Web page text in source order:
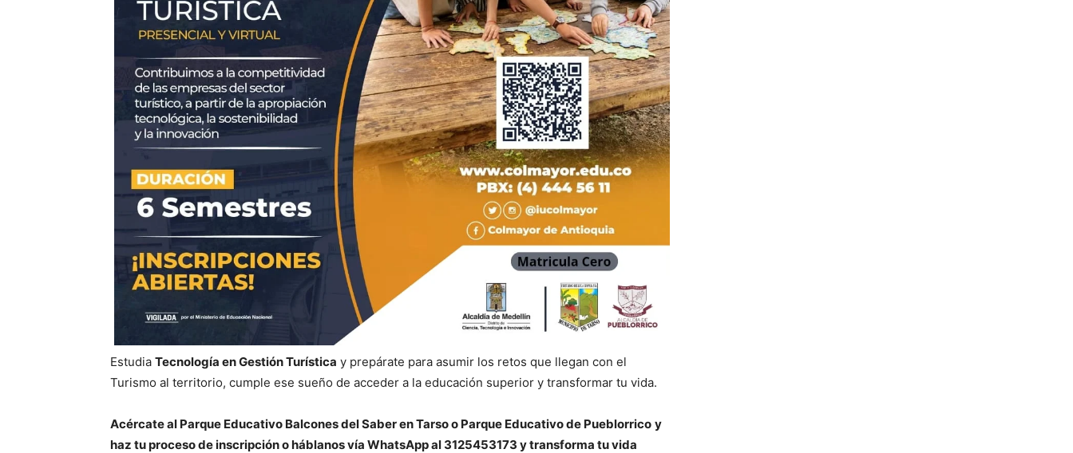
Estudia Tecnología en Gestión Turística y prepárate para asumir los retos que llegan con el
Turismo al territorio, cumple ese sueño de acceder a la educación superior y transformar tu vida.
Acércate al Parque Educativo Balcones del Saber en Tarso o Parque Educativo de Pueblorrico y
haz tu proceso de inscripción o háblanos vía WhatsApp al 3125453173 y transforma tu vida